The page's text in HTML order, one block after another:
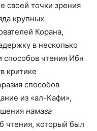
своей точки зрения
крупных
Корана,
в несколько
способов чтения Ибн
критике
способов
из «ал-Кафи»,
намаза
чтения, который был